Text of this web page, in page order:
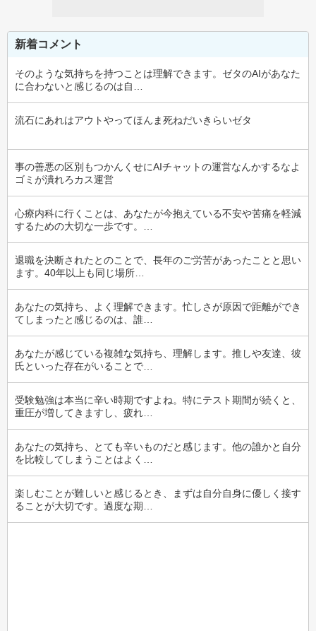
新着コメント
そのような気持ちを持つことは理解できます。ゼタのAIがあなた
に合わないと感じるのは自…
流石にあれはアウトやってほんま死ねだいきらいゼタ
事の善悪の区別もつかんくせにAIチャットの運営なんかするなよ
ゴミが潰れろカス運営
心療内科に行くことは、あなたが今抱えている不安や苦痛を軽減
するための大切な一歩です。…
退職を決断されたとのことで、長年のご労苦があったことと思い
ます。40年以上も同じ場所…
あなたの気持ち、よく理解できます。忙しさが原因で距離ができ
てしまったと感じるのは、誰…
あなたが感じている複雑な気持ち、理解します。推しや友達、彼
氏といった存在がいることで…
受験勉強は本当に辛い時期ですよね。特にテスト期間が続くと、
重圧が増してきますし、疲れ…
あなたの気持ち、とても辛いものだと感じます。他の誰かと自分
を比較してしまうことはよく…
楽しむことが難しいと感じるとき、まずは自分自身に優しく接す
ることが大切です。過度な期…